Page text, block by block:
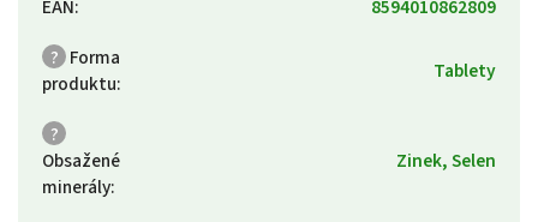
EAN:
8594010862809
? Forma
produktu: Tablety
?
Obsažené
minerály:
Zinek, Selen